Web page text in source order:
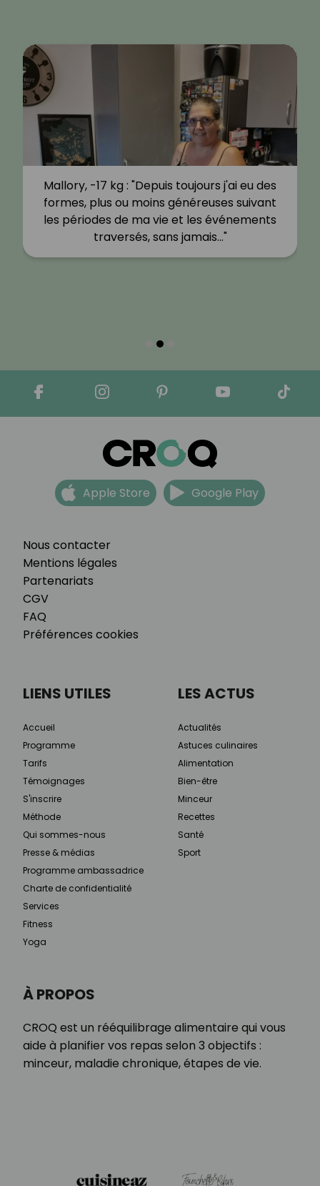
Mallory, -17 kg : "Depuis toujours j'ai eu des
formes, plus ou moins généreuses suivant
les périodes de ma vie et les événements
traversés, sans jamais…"
Nous contacter
Mentions légales
Partenariats
CGV
FAQ
Préférences cookies
Apple Store Google Play
À PROPOS
CROQ est un rééquilibrage alimentaire qui vous
aide à planifier vos repas selon 3 objectifs :
minceur, maladie chronique, étapes de vie.
LIENS UTILES
Accueil
Programme
Tarifs
Témoignages
S'inscrire
Méthode
Qui sommes-nous
Presse & médias
Programme ambassadrice
Charte de confidentialité
Services
Fitness
Yoga
LES ACTUS
Actualités
Astuces culinaires
Alimentation
Bien-être
Minceur
Recettes
Santé
Sport